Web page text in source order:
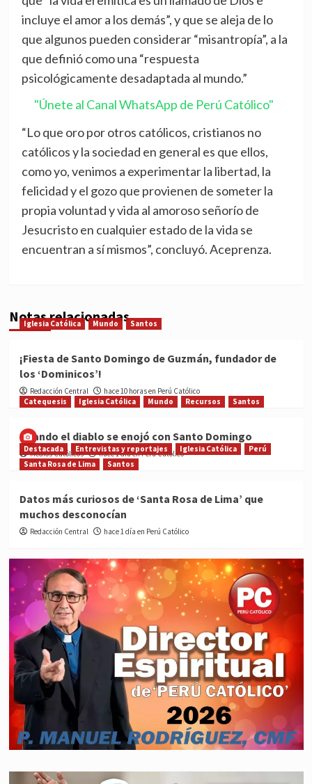
incluye el amor a los demás”, y que se aleja de lo
que algunos pueden considerar “misantropía”, a la
que definió como una “respuesta
psicológicamente desadaptada al mundo.”
"Únete al Canal WhatsApp de Perú Católico"
“Lo que oro por otros católicos, cristianos no
católicos y la sociedad en general es que ellos,
como yo, venimos a experimentar la libertad, la
felicidad y el gozo que provienen de someter la
propia voluntad y vida al amoroso señorío de
Jesucristo en cualquier estado de la vida se
encuentran a sí mismos”, concluyó. Aceprenza.
Notas relacionadas
Iglesia Católica Mundo Santos
¡Fiesta de Santo Domingo de Guzmán, fundador de
los ‘Dominicos’!
Redacción Central
hace 10 horas en Perú Católico
Catequesis
Iglesia Católica Mundo Recursos Santos
Cuando el diablo se enojó con Santo Domingo
Medios Católicos hace 1 día en Perú Católico
Destacada Entrevistas y reportajes Iglesia Católica
Perú
Santa Rosa de Lima
Santos
Datos más curiosos de ‘Santa Rosa de Lima’ que
muchos desconocían
Redacción Central hace 1 día en Perú Católico